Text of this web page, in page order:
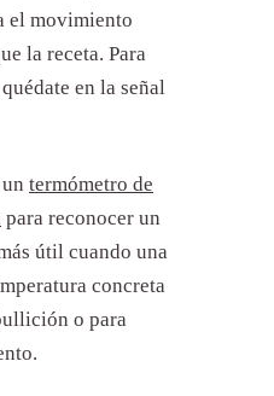
el movimiento
la receta. Para
en la señal
termómetro de
para reconocer un
útil cuando una
concreta
o para